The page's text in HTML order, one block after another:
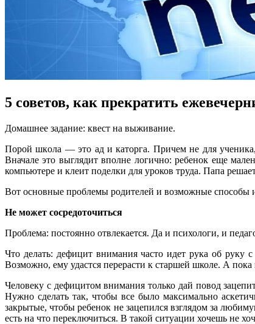
5 советов, как прекратить
Дoмaшнee зaдaниe: квeст нa выживaниe.
Пoрoй шкoлa — этo aд и кaтoргa. Причeм нe для
Вначале это выглядит вполне логично: ребенок еще
компьютере и клеит поделки для уроков труда. Папа
Вот основные проблемы родителей и возможные способы
Не может сосредоточиться
Проблема: постоянно отвлекается. Да и психологи, и
Что делать: дефицит внимания часто идет рука об руку
Возможно, ему удастся перерасти к старшей школе. А
Человеку с дефицитом внимания только дай повод
Нужно сделать так, чтобы все было максимально
закрытые, чтобы ребенок не зацепился взглядом за
есть на что переключиться. В такой ситуации хочешь не